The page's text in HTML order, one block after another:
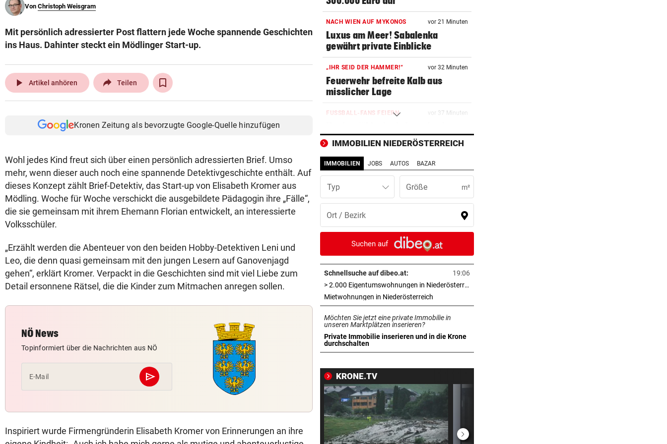
© Krone Multimedia GmbH & Co KG 2026
Von Christoph Weisgram
Mit persönlich adressierter Post flattern jede Woche spannende Geschichten
ins Haus. Dahinter steckt ein Mödlinger Start-up.
play_arrow Artikel anhören Teilen
Kronen Zeitung als bevorzugte Google-Quelle hinzufügen
Wohl jedes Kind freut sich über einen persönlich adressierten Brief. Umso
mehr, wenn dieser auch noch eine spannende Detektivgeschichte enthält. Auf
dieses Konzept zählt Brief-Detektiv, das Start-up von Elisabeth Kromer aus
Mödling. Woche für Woche verschickt die ausgebildete Pädagogin ihre „Fälle“,
die sie gemeinsam mit ihrem Ehemann Florian entwickelt, an interessierte
Volksschüler.
„Erzählt werden die Abenteuer von den beiden Hobby-Detektiven Leni und
Leo, die denn quasi gemeinsam mit den jungen Lesern auf Ganovenjagd
gehen“, erklärt Kromer. Verpackt in die Geschichten sind mit viel Liebe zum
Detail ersonnene Rätsel, die die Kinder zum Mitmachen anregen sollen.
NÖ News
Topinformiert über die Nachrichten aus NÖ
E-Mail send
Abschicken
Inspiriert wurde Firmengründerin Elisabeth Kromer von Erinnerungen an ihre
NACH WIEN AUF MYKONOS vor 21 Minuten
Luxus am Meer! Sabalenka
gewährt private Einblicke
„IHR SEID DER HAMMER!“ vor 32 Minuten
Feuerwehr befreite Kalb aus
misslicher Lage
FUSSBALL-FANS FEIERN vor 37 Minuten
eines Kult-Sponsors
LIEFERING VERLIERT
Enttäuschende Zweitliga-
Rückkehr nach Grödig
2. LIGA – 2. RUNDE vor 44 Minuten
Fehlstart komplett! Nächste Pleite
für St. Pölten
WANDERER AUSGEFLOGEN vor einer Stunde
Wieder Muren nach Unwetter:
Dramatik im Valser Tal
IN GREENSBORO vor einer Stunde
Straka verpasst bei PGA-Turnier
den Cut vorzeitig
SCHRIEB WM-GESCHICHTE vor einer Stunde
Bayern kassiert Millionen – dank
AUFREGUNG IM NETZ vor einer Stunde
Spider-Man im BMW-Cockpit ruft
Anwalt auf den Plan
TROTZ ENTSCHULDIGUNG vor einer Stunde
IMMOBILIEN NIEDERÖSTERREICH
IMMOBILIEN JOBS AUTOS BAZAR
Typ m²
Suchen auf
Schnellsuche auf dibeo.at:
19:06
> 2.000 Eigentumswohnungen in Niederösterreich
Mietwohnungen in Niederösterreich
Möchten Sie jetzt eine private Immobilie in
unseren Marktplätzen inserieren?
Private Immobilie inserieren und in die Krone
durchschalten
in neuem Tab öffnen
KRONE.TV